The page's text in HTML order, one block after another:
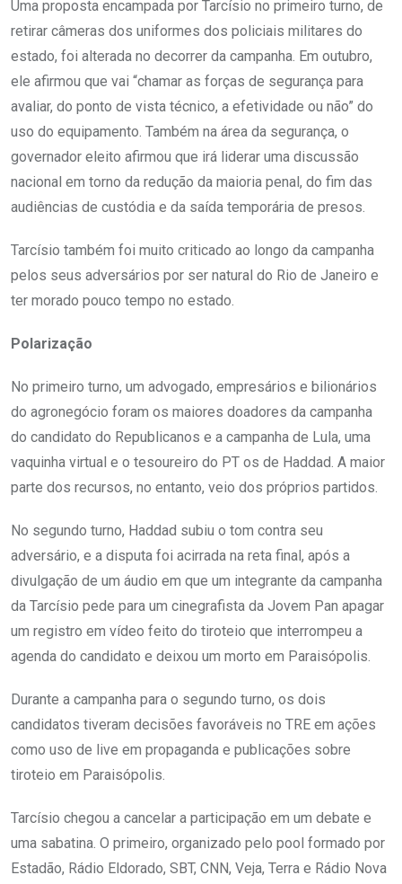
Uma proposta encampada por Tarcísio no primeiro turno, de
retirar câmeras dos uniformes dos policiais militares do
estado, foi alterada no decorrer da campanha. Em outubro,
ele afirmou que vai “chamar as forças de segurança para
avaliar, do ponto de vista técnico, a efetividade ou não” do
uso do equipamento. Também na área da segurança, o
governador eleito afirmou que irá liderar uma discussão
nacional em torno da redução da maioria penal, do fim das
audiências de custódia e da saída temporária de presos.
Tarcísio também foi muito criticado ao longo da campanha
pelos seus adversários por ser natural do Rio de Janeiro e
ter morado pouco tempo no estado.
Polarização
No primeiro turno, um advogado, empresários e bilionários
do agronegócio foram os maiores doadores da campanha
do candidato do Republicanos e a campanha de Lula, uma
vaquinha virtual e o tesoureiro do PT os de Haddad. A maior
parte dos recursos, no entanto, veio dos próprios partidos.
No segundo turno, Haddad subiu o tom contra seu
adversário, e a disputa foi acirrada na reta final, após a
divulgação de um áudio em que um integrante da campanha
da Tarcísio pede para um cinegrafista da Jovem Pan apagar
um registro em vídeo feito do tiroteio que interrompeu a
agenda do candidato e deixou um morto em Paraisópolis.
Durante a campanha para o segundo turno, os dois
candidatos tiveram decisões favoráveis no TRE em ações
como uso de live em propaganda e publicações sobre
tiroteio em Paraisópolis.
Tarcísio chegou a cancelar a participação em um debate e
uma sabatina. O primeiro, organizado pelo pool formado por
Estadão, Rádio Eldorado, SBT, CNN, Veja, Terra e Rádio Nova